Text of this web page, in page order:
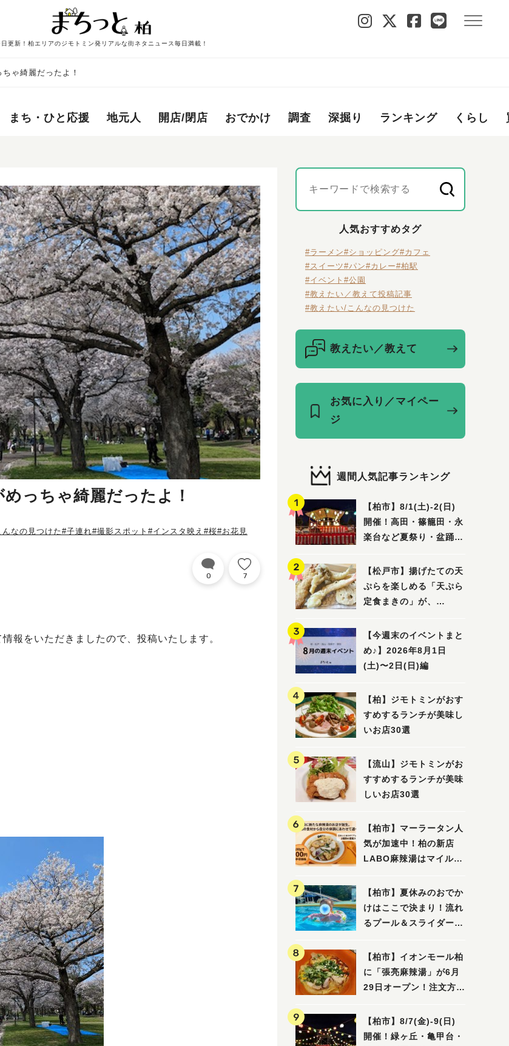
日更新！柏エリアのジモトミン発リアルな街ネタニュース毎日満載！
ゃ綺麗だったよ！
まち・ひと応援 地元人 開店/閉店 おでかけ 調査 深掘り ランキング くらし
めっちゃ綺麗だったよ！
なの見つけた#子連れ#撮影スポット #インスタ映え #桜#お花見
0 7
情報をいただきましたので、投稿いたします。
人気おすすめタグ
#ラーメン#ショッピング#カフェ
#スイーツ#パン#カレー#柏駅
#イベント #公園
#教えたい／教えて投稿記事
#教えたい/こんなの見つけた
教えたい／教えて
お気に入り／マイペー
ジ
週間人気記事ランキング
【柏市】8/1(土)‐2(日)
開催！高田・篠籠田・永
楽台など夏祭り・盆踊り
【松戸市】揚げたての天
ぷらを楽しめる「天ぷら
定食まきの」が、
【今週末のイベントまと
め♪】2026年8月1日
(土)〜2日(日)編
【柏】ジモトミンがおす
すめするランチが美味し
いお店30選
【流山】ジモトミンがお
すすめするランチが美味
しいお店30選
【柏市】マーラータン人
気が加速中！柏の新店
LABO麻辣湯はマイルド
【柏市】夏休みのおでか
けはここで決まり！流れ
るプール＆スライダーに
ル」を親子で満喫してき
ました！
【柏市】イオンモール柏
に「張亮麻辣湯」が6月
29日オープン！注文方法
ビュー
【柏市】8/7(金)‐9(日)
開催！緑ヶ丘・亀甲台・